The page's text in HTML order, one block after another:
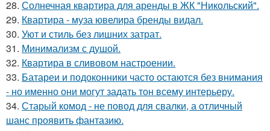
28. Солнечная квартира для аренды в ЖК "Никольский".
29. Квартира - муза ювелира бренды видал.
30. Уют и стиль без лишних затрат.
31. Минимализм с душой.
32. Квартира в сливовом настроении.
33. Батареи и подоконники часто остаются без внимания
- но именно они могут задать тон всему интерьеру.
34. Старый комод - не повод для свалки, а отличный
шанс проявить фантазию.